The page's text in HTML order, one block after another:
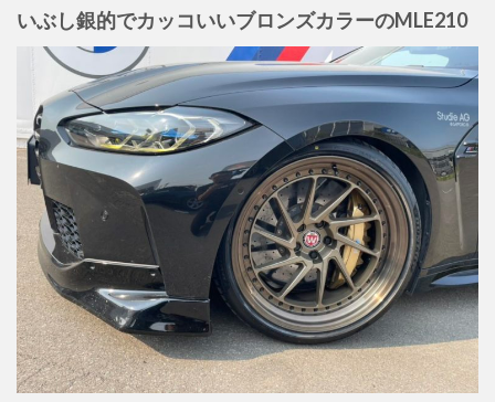
いぶし銀的でカッコいいブロンズカラーのMLE210